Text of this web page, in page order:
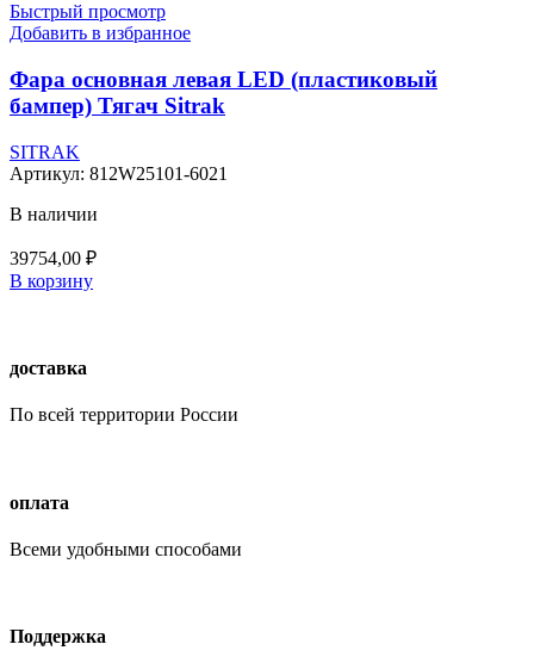
Быстрый просмотр
Добавить в избранное
Фара основная левая LED (пластиковый
бампер) Тягач Sitrak
SITRAK
Артикул: 812W25101-6021
В наличии
39754,00 ₽
В корзину
доставка
По всей территории России
оплата
Всеми удобными способами
Поддержка